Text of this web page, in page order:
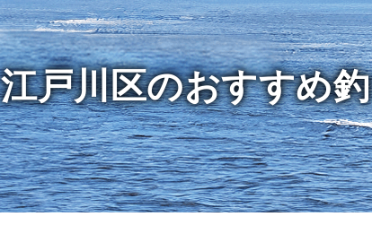
江戸川区のおすすめ